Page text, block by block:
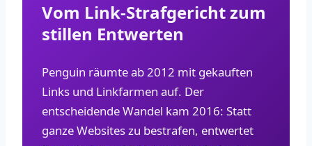
Vom Link-Strafgericht zum
stillen Entwerten
Penguin räumte ab 2012 mit gekauften
Links und Linkfarmen auf. Der
entscheidende Wandel kam 2016: Statt
ganze Websites zu bestrafen, entwertet